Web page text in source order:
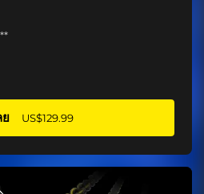
ย US$129.99